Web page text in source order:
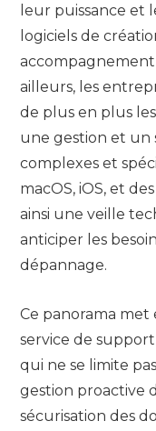
leur puissance et
logiciels de
ailleurs, les
de plus en plus
une gestion et
complexes et
macOS, iOS, et
ainsi une veille
anticiper les
dépannage.
Ce panorama met
service de
qui ne se limite
gestion proactive
sécurisation des